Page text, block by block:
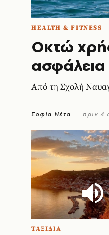
HEALTH & FITNESS
Οκτώ
Από τη Σχολή
Σοφία Νέτα πριν 4
ΤΑΞΙΔΙΑ